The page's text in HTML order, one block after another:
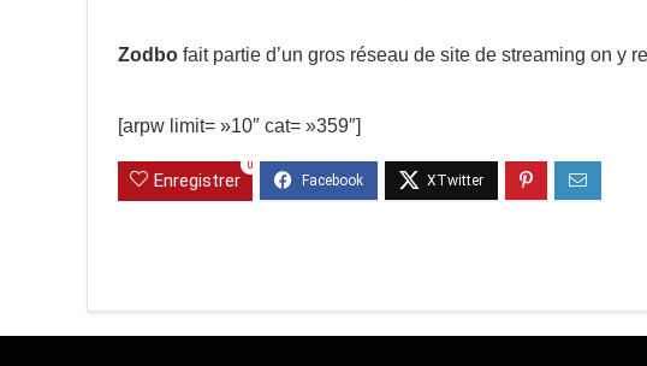
Zodbo fait partie d’un gros réseau de site de streaming on y
[arpw limit= »10″ cat= »359″]
Enregistrer
0